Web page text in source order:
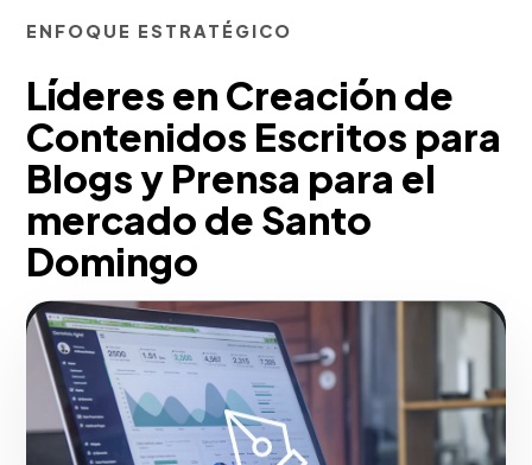
ENFOQUE ESTRATÉGICO
Líderes en Creación de
Contenidos Escritos para
Blogs y Prensa para el
mercado de Santo
Domingo
En Santo Domingo, desarrollamos
redacción corporativa persuasiva
(Copywriting) y artículos estructurados
mediante metodologías Inbound y SEO